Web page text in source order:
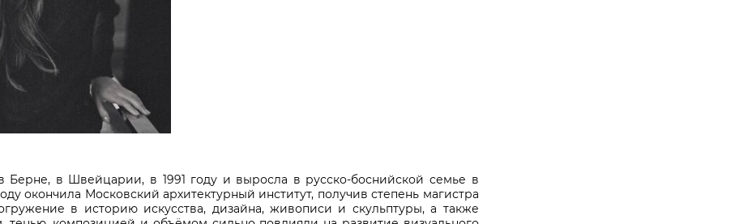
Берне, в Швейцарии, в 1991 году и выросла в русско-боснийской семье в
окончила Московский архитектурный институт, получив степень магистра
в историю искусства, дизайна, живописи и скульптуры,а также